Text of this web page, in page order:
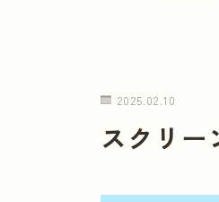
2025.02.10
スクリー